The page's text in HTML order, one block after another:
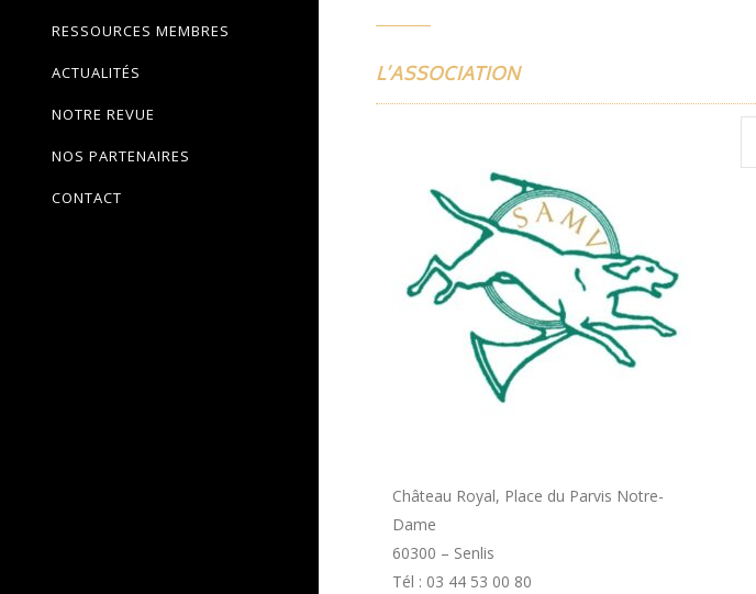
RESSOURCES MEMBRES
ACTUALITÉS
NOTRE REVUE
NOS PARTENAIRES
CONTACT
L’ASSOCIATION
Château Royal, Place du Parvis Notre-
Dame
60300 – Senlis
Tél : 03 44 53 00 80